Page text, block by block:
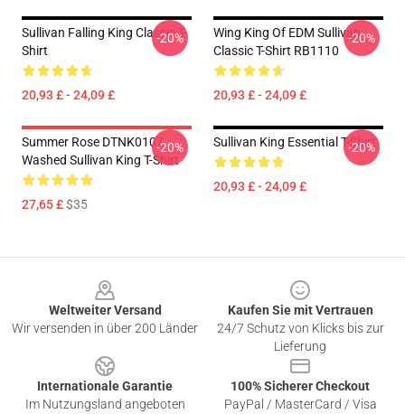
Sullivan Falling King Classic T-
Shirt
20,93 £ - 24,09 £
-20%
Wing King Of EDM Sullivan
Classic T-Shirt RB1110
20,93 £ - 24,09 £
-20%
Summer Rose DTNK0107
Washed Sullivan King T-Shirt
27,65 £$35
-20% Sullivan King Essential T-Shirt
20,93 £ - 24,09 £
-20%
Weltweiter Versand
Wir versenden in über 200 Länder
Kaufen Sie mit Vertrauen
24/7 Schutz von Klicks bis zur
Lieferung
Internationale Garantie
Im Nutzungsland angeboten
100% Sicherer Checkout
PayPal / MasterCard / Visa